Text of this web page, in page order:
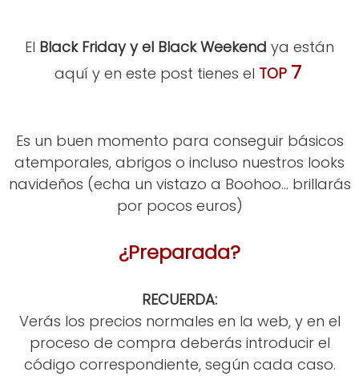
El Black Friday y el Black Weekend ya están
aquí y en este post tienes el TOP 7
Es un buen momento para conseguir básicos
atemporales, abrigos o incluso nuestros looks
navideños (echa un vistazo a Boohoo... brillarás
por pocos euros)
¿Preparada?
RECUERDA:
Verás los precios normales en la web, y en el
proceso de compra deberás introducir el
código correspondiente, según cada caso.